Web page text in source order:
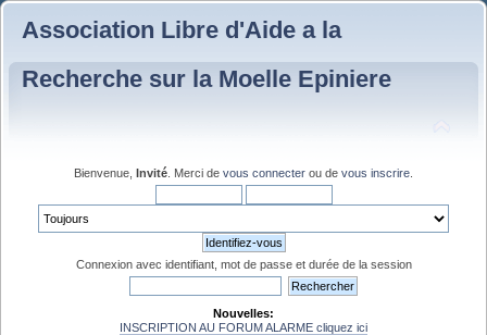
Association Libre d'Aide a la
Recherche sur la Moelle Epiniere
Bienvenue, Invité . Merci de vous connecter ou de vous inscrire
Connexion avec identifiant, mot de passe et durée de la session
Nouvelles:
INSCRIPTION AU FORUM ALARME cliquez ici